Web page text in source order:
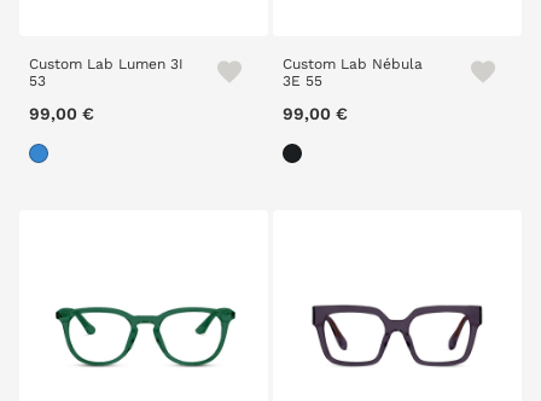
Custom Lab Lumen 3I
53
99,00 €
Custom Lab Nébula
3E 55
99,00 €